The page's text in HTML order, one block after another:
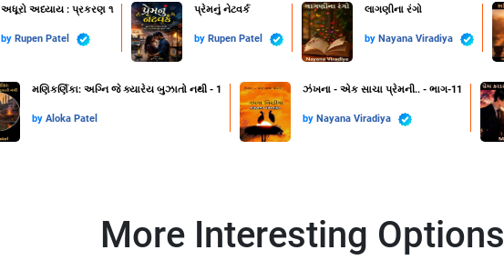
અધૂરો અધ્યાય : પ્રકરણ ૧
by Rupen Patel
પ્રેમનું નેટવર્ક
by Rupen Patel
લાગણીના રંગો
by Nayana Viradiya
મણિકર્ણિકા: અગ્નિ જે ક્યારેય બુઝાતો નથી - 1
by Aloka Patel
ઝંખના - એક સાચા પ્રેમની.. - ભાગ-11
by Nayana Viradiya
More Interesting Options